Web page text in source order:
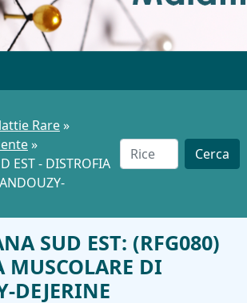
Rare»
»
EST - DISTROFIA
Cerca
SUD EST: (RFG080)
MUSCOLARE DI
DEJERINE